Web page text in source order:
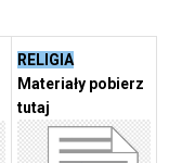
RELIGIA
Materiały pobierz
tutaj